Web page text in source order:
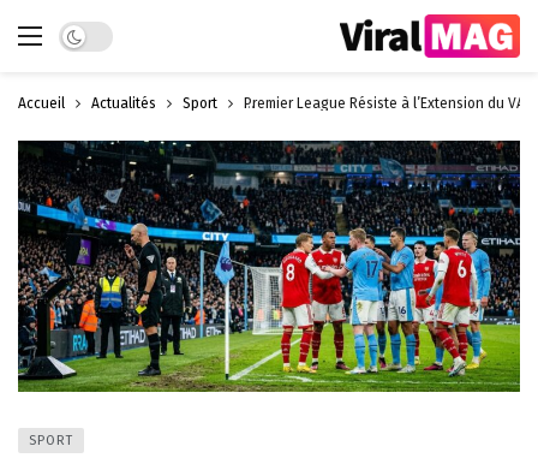
Dark mode
Accueil Actualités Sport Premier League Résiste à l’Extension du
SPORT